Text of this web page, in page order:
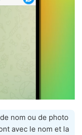
nom ou de photo
avec le nom et la